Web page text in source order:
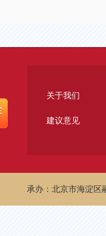
关于我们
建议意见
承办：北京市海淀区